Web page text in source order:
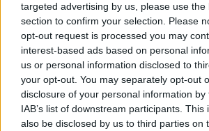
targeted advertising by us, please use the
section to confirm your selection. Please
opt-out request is processed you may
interest-based ads based on personal
us or personal information disclosed to
your opt-out. You may separately opt-out
disclosure of your personal information
IAB’s list of downstream participants.
also be disclosed by us to third parties on
autópálya útépítés M1-es autópálya Bicske